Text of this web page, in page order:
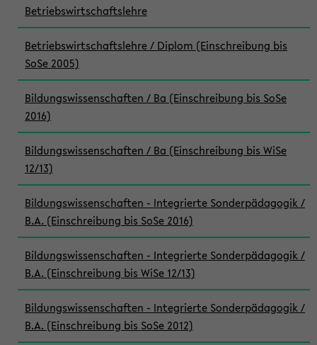
Betriebswirtschaftslehre
Betriebswirtschaftslehre / Diplom (Einschreibung bis
SoSe 2005)
Bildungswissenschaften / Ba (Einschreibung bis SoSe
2016)
Bildungswissenschaften / Ba (Einschreibung bis WiSe
12/13)
Bildungswissenschaften - Integrierte Sonderpädagogik /
B.A. (Einschreibung bis SoSe 2016)
Bildungswissenschaften - Integrierte Sonderpädagogik /
B.A. (Einschreibung bis WiSe 12/13)
Bildungswissenschaften - Integrierte Sonderpädagogik /
B.A. (Einschreibung bis SoSe 2012)